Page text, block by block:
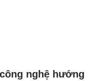
nghệ hướng